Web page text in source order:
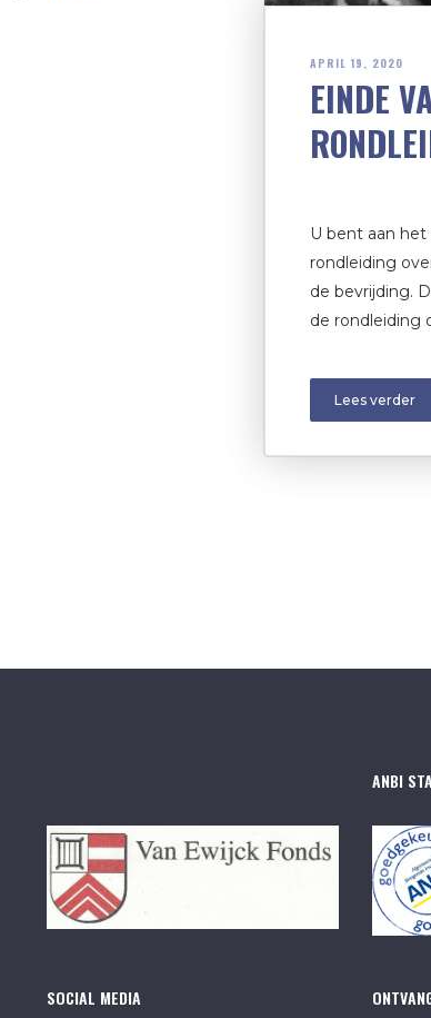
APRIL 19, 2020
EINDE
U bent aan
rondleiding
de bevrijding.
de rondleiding
Lees verder
ANBI
SOCIAL MEDIA